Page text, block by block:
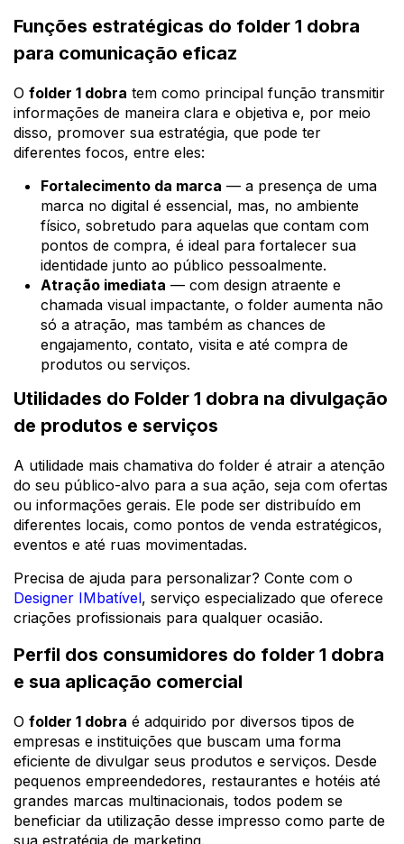
Funções estratégicas do folder 1 dobra
para comunicação eficaz
O folder 1 dobra tem como principal função transmitir
informações de maneira clara e objetiva e, por meio
disso, promover sua estratégia, que pode ter
diferentes focos, entre eles:
Fortalecimento da marca — a presença de uma
marca no digital é essencial, mas, no ambiente
físico, sobretudo para aquelas que contam com
pontos de compra, é ideal para fortalecer sua
identidade junto ao público pessoalmente.
Atração imediata — com design atraente e
chamada visual impactante, o folder aumenta não
só a atração, mas também as chances de
engajamento, contato, visita e até compra de
produtos ou serviços.
Utilidades do Folder 1 dobra na divulgação
de produtos e serviços
A utilidade mais chamativa do folder é atrair a atenção
do seu público-alvo para a sua ação, seja com ofertas
ou informações gerais. Ele pode ser distribuído em
diferentes locais, como pontos de venda estratégicos,
eventos e até ruas movimentadas.
Precisa de ajuda para personalizar? Conte com o
Designer IMbatível, serviço especializado que oferece
criações profissionais para qualquer ocasião.
Perfil dos consumidores do folder 1 dobra
e sua aplicação comercial
O folder 1 dobra é adquirido por diversos tipos de
empresas e instituições que buscam uma forma
eficiente de divulgar seus produtos e serviços. Desde
pequenos empreendedores, restaurantes e hotéis até
grandes marcas multinacionais, todos podem se
beneficiar da utilização desse impresso como parte de